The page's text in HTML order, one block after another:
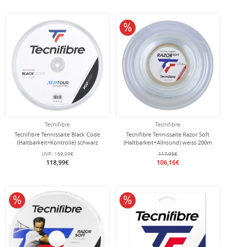
Tecnifibre
Tecnifibre Tennissaite Black Code
(Haltbarkeit+Kontrolle) schwarz
200m Rolle
UVP: 169,99€
118,99€
Tecnifibre
Tecnifibre Tennissaite Razor Soft
(Haltbarkeit+Allround) weiss 200m
Rolle
117,95€
106,16€
10% reduziert
10% reduziert 10% reduziert